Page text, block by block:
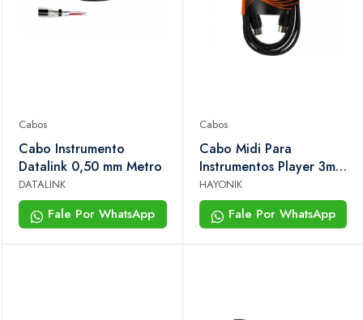
Cabos
Cabo Instrumento
Datalink 0,50 mm Metro
DATALINK
Fale Por WhatsApp
Cabos
Cabo Midi Para
Instrumentos Player 3m
Hayonik
HAYONIK
Fale Por WhatsApp